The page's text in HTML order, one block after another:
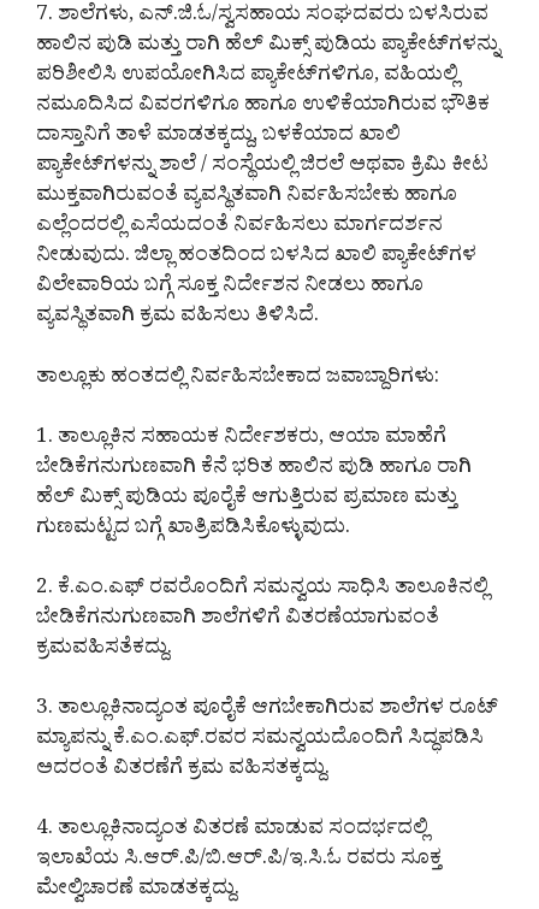
7. ಶಾಲೆಗಳು, ಎನ್.ಜಿ.ಓ/ಸ್ವಸಹಾಯ ಸಂಘದವರು ಬಳಸಿರುವ
ಹಾಲಿನ ಪುಡಿ ಮತ್ತು ರಾಗಿ ಹೆಲ್ ಮಿಕ್ಸ್ ಪುಡಿಯ ಪ್ಯಾಕೇಟ್‌ಗಳನ್ನು
ಪರಿಶೀಲಿಸಿ ಉಪಯೋಗಿಸಿದ ಪ್ಯಾಕೇಟ್‌ಗಳಿಗೂ, ವಹಿಯಲ್ಲಿ
ನಮೂದಿಸಿದ ವಿವರಗಳಿಗೂ ಹಾಗೂ ಉಳಿಕೆಯಾಗಿರುವ ಭೌತಿಕ
ದಾಸ್ತಾನಿಗೆ ತಾಳೆ ಮಾಡತಕ್ಕದ್ದು, ಬಳಕೆಯಾದ ಖಾಲಿ
ಪ್ಯಾಕೇಟ್‌ಗಳನ್ನು ಶಾಲೆ / ಸಂಸ್ಥೆಯಲ್ಲಿ ಜಿರಲೆ ಅಥವಾ ಕ್ರಿಮಿ ಕೀಟ
ಮುಕ್ತವಾಗಿರುವಂತೆ ವ್ಯವಸ್ಥಿತವಾಗಿ ನಿರ್ವಹಿಸಬೇಕು ಹಾಗೂ
ಎಲ್ಲೆಂದರಲ್ಲಿ ಎಸೆಯದಂತೆ ನಿರ್ವಹಿಸಲು ಮಾರ್ಗದರ್ಶನ
ನೀಡುವುದು. ಜಿಲ್ಲಾ ಹಂತದಿಂದ ಬಳಸಿದ ಖಾಲಿ ಪ್ಯಾಕೇಟ್‌ಗಳ
ವಿಲೇವಾರಿಯ ಬಗ್ಗೆ ಸೂಕ್ತ ನಿರ್ದೇಶನ ನೀಡಲು ಹಾಗೂ
ವ್ಯವಸ್ಥಿತವಾಗಿ ಕ್ರಮ ವಹಿಸಲು ತಿಳಿಸಿದೆ.
ತಾಲ್ಲೂಕು ಹಂತದಲ್ಲಿ ನಿರ್ವಹಿಸಬೇಕಾದ ಜವಾಬ್ದಾರಿಗಳು:
1. ತಾಲ್ಲೂಕಿನ ಸಹಾಯಕ ನಿರ್ದೇಶಕರು, ಆಯಾ ಮಾಹೆಗೆ
ಬೇಡಿಕೆಗನುಗುಣವಾಗಿ ಕೆನೆ ಭರಿತ ಹಾಲಿನ ಪುಡಿ ಹಾಗೂ ರಾಗಿ
ಹೆಲ್ ಮಿಕ್ಸ್ ಪುಡಿಯ ಪೂರೈಕೆ ಆಗುತ್ತಿರುವ ಪ್ರಮಾಣ ಮತ್ತು
ಗುಣಮಟ್ಟದ ಬಗ್ಗೆ ಖಾತ್ರಿಪಡಿಸಿಕೊಳ್ಳುವುದು.
2. ಕೆ.ಎಂ.ಎಫ್ ರವರೊಂದಿಗೆ ಸಮನ್ವಯ ಸಾಧಿಸಿ ತಾಲೂಕಿನಲ್ಲಿ
ಬೇಡಿಕೆಗನುಗುಣವಾಗಿ ಶಾಲೆಗಳಿಗೆ ವಿತರಣೆಯಾಗುವಂತೆ
ಕ್ರಮವಹಿಸತೆಕದ್ದು.
3. ತಾಲ್ಲೂಕಿನಾದ್ಯಂತ ಪೂರೈಕೆ ಆಗಬೇಕಾಗಿರುವ ಶಾಲೆಗಳ ರೂಟ್
ಮ್ಯಾಪನ್ನು ಕೆ.ಎಂ.ಎಫ್.ರವರ ಸಮನ್ವಯದೊಂದಿಗೆ ಸಿದ್ಧಪಡಿಸಿ
ಅದರಂತೆ ವಿತರಣೆಗೆ ಕ್ರಮ ವಹಿಸತಕ್ಕದ್ದು.
4. ತಾಲ್ಲೂಕಿನಾದ್ಯಂತ ವಿತರಣೆ ಮಾಡುವ ಸಂದರ್ಭದಲ್ಲಿ
ಇಲಾಖೆಯ ಸಿ.ಆರ್.ಪಿ/ಬಿ.ಆರ್.ಪಿ/ಇ.ಸಿ.ಓ ರವರು ಸೂಕ್ತ
ಮೇಲ್ವಿಚಾರಣೆ ಮಾಡತಕ್ಕದ್ದು.